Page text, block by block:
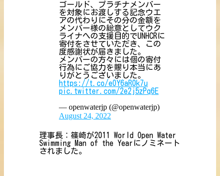
ゴールド、プラチナメンバー
を対象にお渡しする記念ウエ
アの代わりにその分の金額を
メンバー様の総意としてウク
ライナへの支援目的でUNHCRに
寄付をさせていただき、この
度感謝状が届きました。
メンバーの方々には個の寄付
行為にご協力を賜り本当にあ
りがとうございました。
https://t.co/eOY6aR0k7u
pic.twitter.com/2e2j5zPq6E
— openwaterjp (@openwaterjp)
August 24, 2022
理事長：篠崎が2011 World Open Water
Swimming Man of the Yearにノミネート
されました。